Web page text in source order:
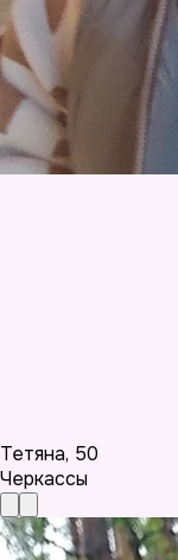
Тетяна, 50
Черкассы